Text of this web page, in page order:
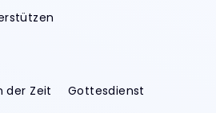
der Zeit
Gottesdienst